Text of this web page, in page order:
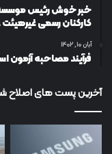
خبر خوش رئیس موسسه
کارکنان رسمی
آبان ۱۰, ۱۴۰۲
فرآیند مصاحبه آزمون
آخرین پست های اصلاح